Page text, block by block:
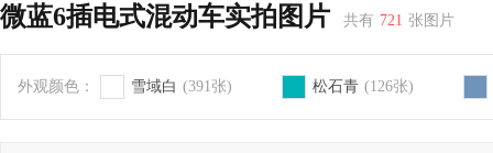
充电刷卡桩头里面有类似跳闸的声音
微蓝6的行车记录仪问题
微蓝6插电式混动车实拍图片 共有 721 张图片
外观颜色： 雪域白 (391张) 松石青 (126张)